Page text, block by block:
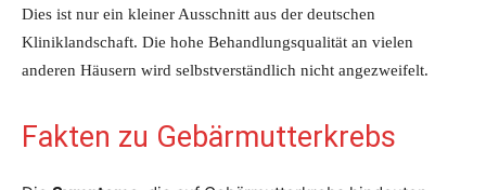
Dies ist nur ein kleiner Ausschnitt aus der deutschen
Kliniklandschaft. Die hohe Behandlungsqualität an vielen
anderen Häusern wird selbstverständlich nicht angezweifelt.
Fakten zu Gebärmutterkrebs